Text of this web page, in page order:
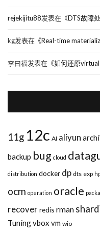
rejekijitu88发表在《DTS故障
kg发表在《Real-time
李曰福发表在《如何还原
11g 12c AI aliyun
backup bug cloud
distribution docker dp dts exp
ocm operation oracle
recover redis rman
Tuningvbox vm wio